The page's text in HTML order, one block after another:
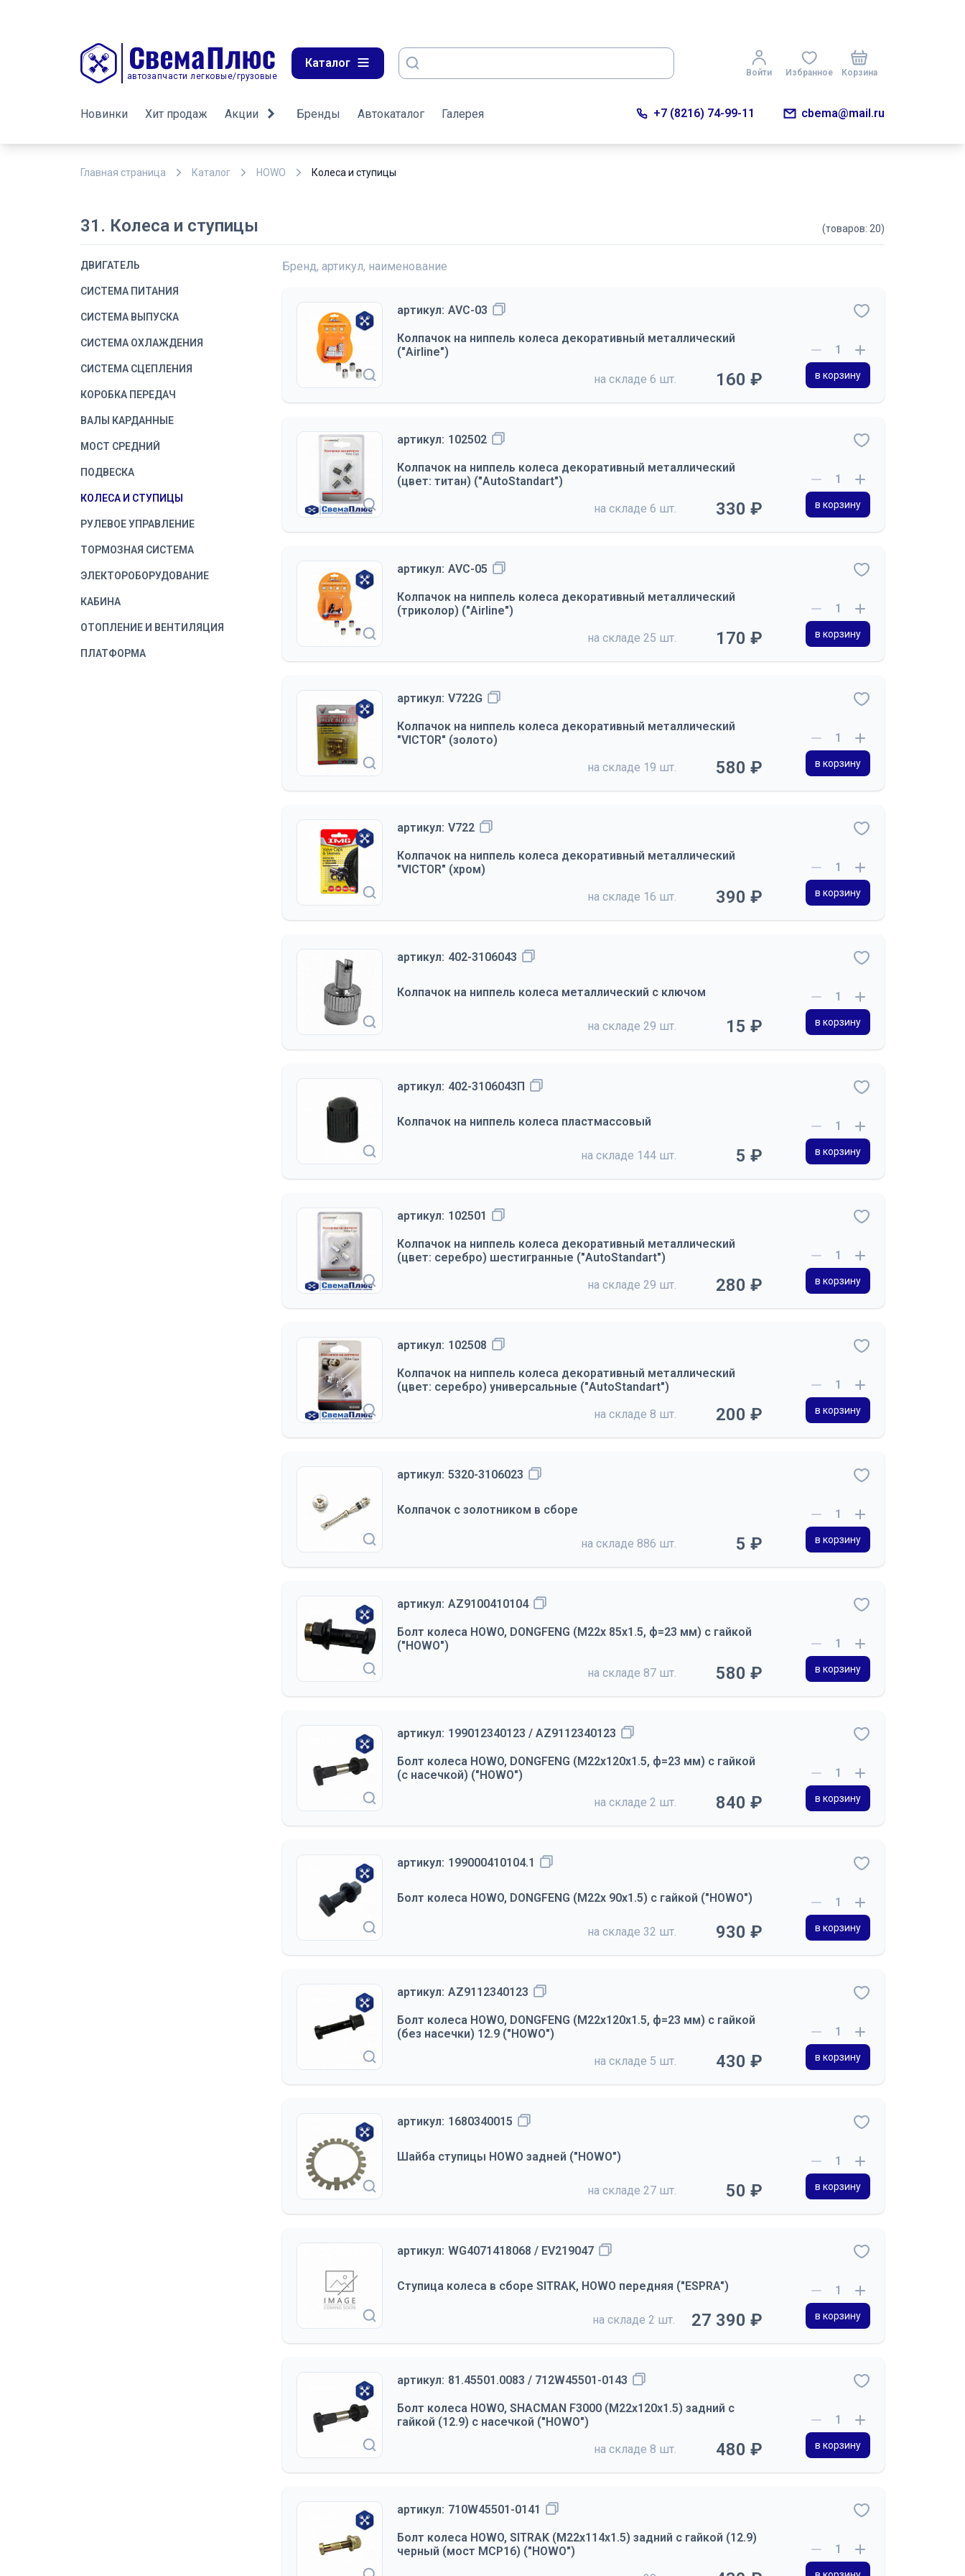
автозапчасти легковые/грузовые
Каталог
Войти Избранное Корзина
Новинки Хит продаж Акции Бренды Автокаталог Галерея +7 (8216) 74-99-11 cbema@mail.ru
Главная страница Каталог HOWO Колеса и ступицы
31. Колеса и ступицы (товаров: 20)
ДВИГАТЕЛЬ
СИСТЕМА ПИТАНИЯ
СИСТЕМА ВЫПУСКА
СИСТЕМА ОХЛАЖДЕНИЯ
СИСТЕМА СЦЕПЛЕНИЯ
КОРОБКА ПЕРЕДАЧ
ВАЛЫ КАРДАННЫЕ
МОСТ СРЕДНИЙ
ПОДВЕСКА
КОЛЕСА И СТУПИЦЫ
РУЛЕВОЕ УПРАВЛЕНИЕ
ТОРМОЗНАЯ СИСТЕМА
ЭЛЕКТОРОБОРУДОВАНИЕ
КАБИНА
ОТОПЛЕНИЕ И ВЕНТИЛЯЦИЯ
ПЛАТФОРМА
Бренд, артикул, наименование
артикул: AVC-03
Колпачок на ниппель колеса декоративный металлический
("Airline")
на складе 6 шт. 160 ₽ в корзину
артикул: 102502
Колпачок на ниппель колеса декоративный металлический
(цвет: титан) ("AutoStandart")
на складе 6 шт. 330 ₽ в корзину
артикул: AVC-05
Колпачок на ниппель колеса декоративный металлический
(триколор) ("Airline")
на складе 25 шт. 170 ₽ в корзину
артикул: V722G
Колпачок на ниппель колеса декоративный металлический
"VICTOR" (золото)
на складе 19 шт. 580 ₽ в корзину
артикул: V722
Колпачок на ниппель колеса декоративный металлический
"VICTOR" (хром)
на складе 16 шт. 390 ₽ в корзину
артикул: 402-3106043
Колпачок на ниппель колеса металлический с ключом
на складе 29 шт. 15 ₽ в корзину
артикул: 402-3106043П
Колпачок на ниппель колеса пластмассовый
на складе 144 шт. 5 ₽ в корзину
артикул: 102501
Колпачок на ниппель колеса декоративный металлический
(цвет: серебро) шестигранные ("AutoStandart")
на складе 29 шт. 280 ₽ в корзину
артикул: 102508
Колпачок на ниппель колеса декоративный металлический
(цвет: серебро) универсальные ("AutoStandart")
на складе 8 шт. 200 ₽ в корзину
артикул: 5320-3106023
Колпачок с золотником в сборе
на складе 886 шт. 5 ₽ в корзину
артикул: AZ9100410104
Болт колеса HOWO, DONGFENG (М22х 85х1.5, ф=23 мм) с гайкой
("HOWO")
на складе 87 шт. 580 ₽ в корзину
артикул: 199012340123 / AZ9112340123
Болт колеса HOWO, DONGFENG (М22х120х1.5, ф=23 мм) с гайкой
(с насечкой) ("HOWO")
на складе 2 шт. 840 ₽ в корзину
артикул: 199000410104.1
Болт колеса HOWO, DONGFENG (М22х 90х1.5) с гайкой ("HOWO")
на складе 32 шт. 930 ₽ в корзину
артикул: AZ9112340123
Болт колеса HOWO, DONGFENG (М22х120х1.5, ф=23 мм) с гайкой
(без насечки) 12.9 ("HOWO")
на складе 5 шт. 430 ₽ в корзину
артикул: 1680340015
Шайба ступицы HOWO задней ("HOWO")
на складе 27 шт. 50 ₽ в корзину
артикул: WG4071418068 / EV219047
Ступица колеса в сборе SITRAK, HOWO передняя ("ESPRA")
на складе 2 шт. 27 390 ₽ в корзину
артикул: 81.45501.0083 / 712W45501-0143
Болт колеса HOWO, SHACMAN F3000 (М22х120х1.5) задний с
гайкой (12.9) с насечкой ("HOWO")
на складе 8 шт. 480 ₽ в корзину
артикул: 710W45501-0141
Болт колеса HOWO, SITRAK (М22х114х1.5) задний с гайкой (12.9)
черный (мост MCP16) ("HOWO")